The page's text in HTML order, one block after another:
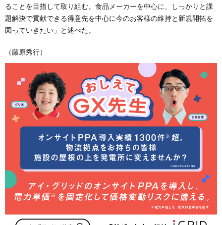
ることを目指して取り組む。食品メーカーを中心に、しっかりと課
題解決で貢献できる得意先を中心に今のお客様の維持と新規開拓を
図っていきたい」と述べた。
（藤原秀行）